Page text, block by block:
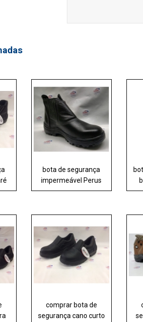
bota de segurança
impermeável Perus
comprar bota de
segurança cano curto